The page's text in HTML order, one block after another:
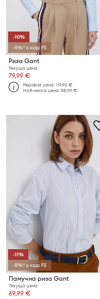
-10%
-5%* с код: FS
Риза Gant
Текуща цена:
79,99 €
Редовна цена:119,90 €
Най-ниска цена:88,99 €
-11%
-5%* с код: FS
Памучна риза Gant
Текуща цена:
69,99 €